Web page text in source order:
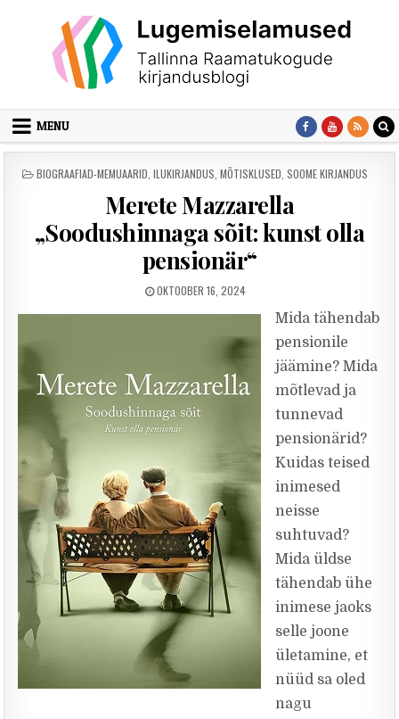
MENU
POSTED IN
BIOGRAAFIAD-MEMUAARID ILUKIRJANDUS MÕTISKLUSED SOOME KIRJANDUS
Merete Mazzarella
„Soodushinnaga sõit: kunst olla
pensionär“
PUBLISHED DATE:
OKTOOBER 16, 2024
Mida tähendab
pensionile
jäämine? Mida
mõtlevad ja
tunnevad
pensionärid?
Kuidas teised
inimesed
neisse
suhtuvad?
Mida üldse
tähendab ühe
inimese jaoks
selle joone
ületamine, et
nüüd sa oled
nagu